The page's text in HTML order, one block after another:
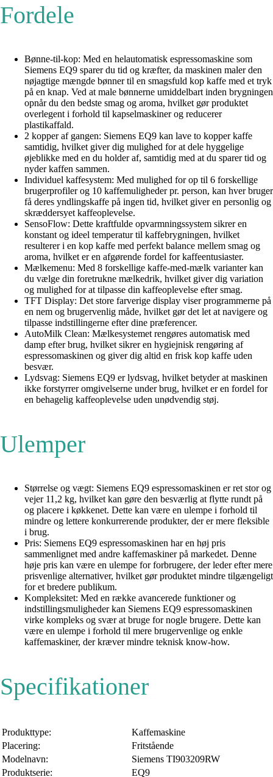
Fordele
Bønne-til-kop: Med en helautomatisk espressomaskine som
Siemens EQ9 sparer du tid og kræfter, da maskinen maler den
nøjagtige mængde bønner til en smagsfuld kop kaffe med et tryk
på en knap. Ved at male bønnerne umiddelbart inden brygningen
opnår du den bedste smag og aroma, hvilket gør produktet
overlegent i forhold til kapselmaskiner og reducerer
plastikaffald.
2 kopper af gangen: Siemens EQ9 kan lave to kopper kaffe
samtidig, hvilket giver dig mulighed for at dele hyggelige
øjeblikke med en du holder af, samtidig med at du sparer tid og
nyder kaffen sammen.
Individuel kaffesystem: Med mulighed for op til 6 forskellige
brugerprofiler og 10 kaffemuligheder pr. person, kan hver bruger
få deres yndlingskaffe på ingen tid, hvilket giver en personlig og
skræddersyet kaffeoplevelse.
SensoFlow: Dette kraftfulde opvarmningssystem sikrer en
konstant og ideel temperatur til kaffebrygningen, hvilket
resulterer i en kop kaffe med perfekt balance mellem smag og
aroma, hvilket er en afgørende fordel for kaffeentusiaster.
Mælkemenu: Med 8 forskellige kaffe-med-mælk varianter kan
du vælge din foretrukne mælkedrik, hvilket giver dig variation
og mulighed for at tilpasse din kaffeoplevelse efter smag.
TFT Display: Det store farverige display viser programmerne på
en nem og brugervenlig måde, hvilket gør det let at navigere og
tilpasse indstillingerne efter dine præferencer.
AutoMilk Clean: Mælkesystemet rengøres automatisk med
damp efter brug, hvilket sikrer en hygiejnisk rengøring af
espressomaskinen og giver dig altid en frisk kop kaffe uden
besvær.
Lydsvag: Siemens EQ9 er lydsvag, hvilket betyder at maskinen
ikke forstyrrer omgivelserne under brug, hvilket er en fordel for
en behagelig kaffeoplevelse uden unødvendig støj.
Ulemper
Størrelse og vægt: Siemens EQ9 espressomaskinen er ret stor og
vejer 11,2 kg, hvilket kan gøre den besværlig at flytte rundt på
og placere i køkkenet. Dette kan være en ulempe i forhold til
mindre og lettere konkurrerende produkter, der er mere fleksible
i brug.
Pris: Siemens EQ9 espressomaskinen har en høj pris
sammenlignet med andre kaffemaskiner på markedet. Denne
høje pris kan være en ulempe for forbrugere, der leder efter mere
prisvenlige alternativer, hvilket gør produktet mindre tilgængeligt
for et bredere publikum.
Kompleksitet: Med en række avancerede funktioner og
indstillingsmuligheder kan Siemens EQ9 espressomaskinen
virke kompleks og svær at bruge for nogle brugere. Dette kan
være en ulempe i forhold til mere brugervenlige og enkle
kaffemaskiner, der kræver mindre teknisk know-how.
Specifikationer
Produkttype:
Kaffemaskine
Placering:
Fritstående
Modelnavn:
Siemens TI903209RW
Produktserie:
EQ9